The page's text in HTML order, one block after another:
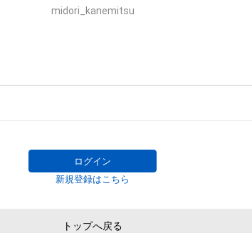
midori_kanemitsu
ログイン
新規登録はこちら
トップへ戻る